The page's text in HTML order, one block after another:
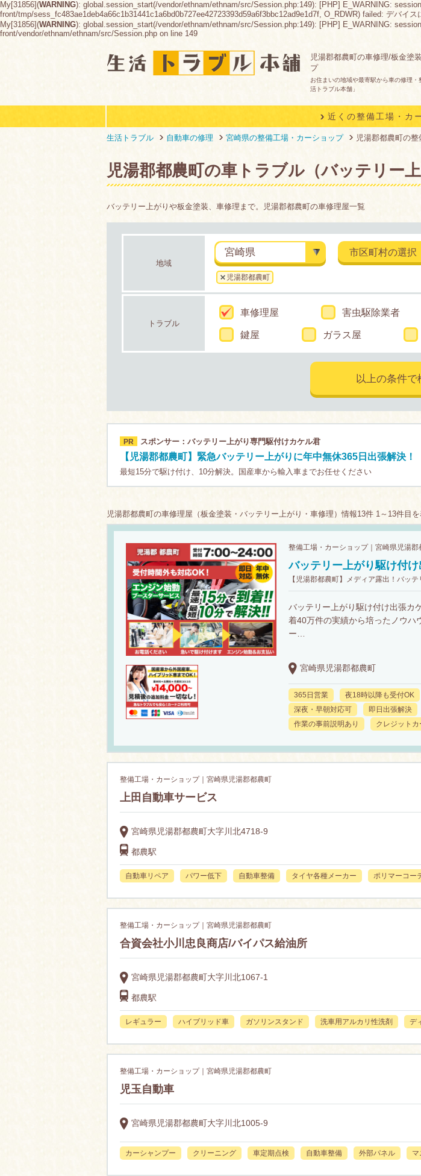
My[31856](WARNING): global.session_start(/vendor/ethnam/ethnam/src/Session.php:149): [PHP] E_WARNING:
front/tmp/sess_fc483ae1deb4a66c1b31441c1a6bd0b727ee42723393d59a6f3bbc12ad9e1d7f, O_RDWR) failed: デバ
My[31856](WARNING): global.session_start(/vendor/ethnam/ethnam/src/Session.php:149): [PHP] E_WARNING:
front/vendor/ethnam/ethnam/src/Session.php on line 149
児湯郡都農町の車修理/板金塗
プ
お住まいの地域や最寄駅から車の修理
活トラブル本舗」
近くの整備工場・カ
生活トラブル 自動車の修理 宮崎県の整備工場・カーショップ 児湯郡都農町の
児湯郡都農町の車トラブル（バッテリー
バッテリー上がりや板金塗装、車修理まで。児湯郡都農町の車修理屋一覧
地域
宮崎県 市区町村の選択
児湯郡都農町
トラブル
車修理屋 害虫駆除業者
鍵屋 ガラス屋
以上の条件で
PR スポンサー：バッテリー上がり専門駆付けカケル君
【児湯郡都農町】緊急バッテリー上がりに年中無休365日出張解決！
最短15分で駆け付け、10分解決。国産車から輸入車までお任せください
児湯郡都農町の車修理屋（板金塗装・バッテリー上がり・車修理）情報13件 1～13件目
整備工場・カーショップ｜宮崎県児湯郡
バッテリー上がり駆け付
【児湯郡都農町】メディア露出！バッ
バッテリー上がり駆け付け出張カ
着40万件の実績から培ったノウハ
ー…
宮崎県児湯郡都農町
365日営業 夜18時以降も受付OK
深夜・早朝対応可
即日出張解決
作業の事前説明あり
クレジット
整備工場・カーショップ｜宮崎県児湯郡都農町
上田自動車サービス
宮崎県児湯郡都農町大字川北4718-9
都農駅
自動車リペア パワー低下 自動車整備 タイヤ各種メーカー ポリマーコー
整備工場・カーショップ｜宮崎県児湯郡都農町
合資会社小川忠良商店/バイパス給油所
宮崎県児湯郡都農町大字川北1067-1
都農駅
レギュラー ハイブリッド車 ガソリンスタンド 洗車用アルカリ性洗剤 デ
整備工場・カーショップ｜宮崎県児湯郡都農町
児玉自動車
宮崎県児湯郡都農町大字川北1005-9
カーシャンプー クリーニング 車定期点検 自動車整備 外部パネル マ